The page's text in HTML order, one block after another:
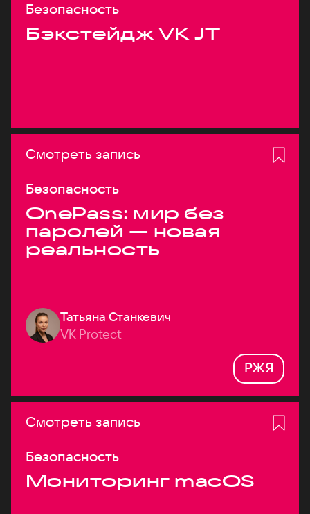
Безопасность
Бэкстейдж VK JT
Смотреть запись
Безопасность
OnePass: мир без
паролей — новая
реальность
Татьяна Станкевич
VK Protect
РЖЯ
Смотреть запись
Безопасность
Мониторинг macOS